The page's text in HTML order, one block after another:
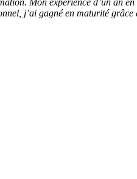
Mon expérience d’un an
j’ai gagné en maturité grâce